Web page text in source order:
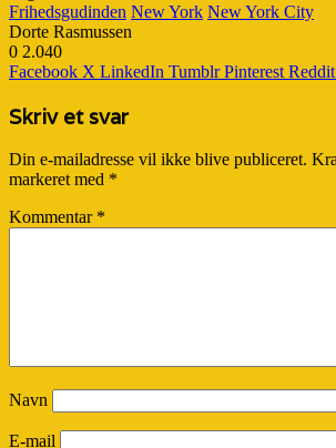
Frihedsgudinden New York New York City
Dorte Rasmussen
0 2.040
Facebook X LinkedIn Tumblr Pinterest Reddit
Skriv et svar
Din e-mailadresse vil ikke blive publiceret.
markeret med *
Kommentar *
Navn
E-mail